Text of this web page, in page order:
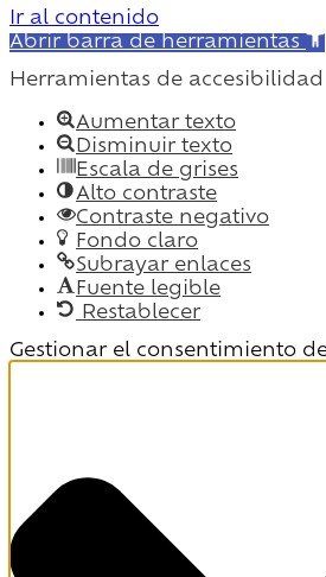
Ir al contenido
Abrir barra de herramientas
Herramientas de accesibilidad
Aumentar texto
Disminuir texto
Escala de grises
Alto contraste
Contraste negativo
Fondo claro
Subrayar enlaces
Fuente legible
Restablecer
Gestionar el consentimiento